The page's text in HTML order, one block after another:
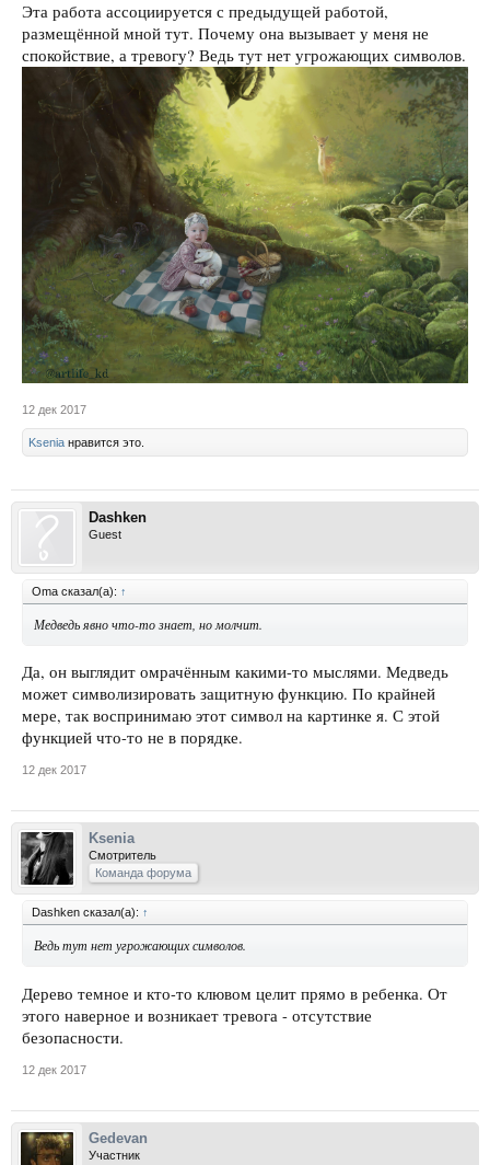
Эта работа ассоциируется с предыдущей работой,
размещённой мной тут. Почему она вызывает у меня не
спокойствие, а тревогу? Ведь тут нет угрожающих символов.
12 дек 2017
Ksenia нравится это.
Dashken
Guest
Oma сказал(а): ↑
Медведь явно что-то знает, но молчит.
Да, он выглядит омрачённым какими-то мыслями. Медведь
может символизировать защитную функцию. По крайней
мере, так воспринимаю этот символ на картинке я. С этой
функцией что-то не в порядке.
12 дек 2017
Ksenia
Смотритель
Команда форума
Dashken сказал(а): ↑
Ведь тут нет угрожающих символов.
Дерево темное и кто-то клювом целит прямо в ребенка. От
этого наверное и возникает тревога - отсутствие
безопасности.
12 дек 2017
Gedevan
Участник